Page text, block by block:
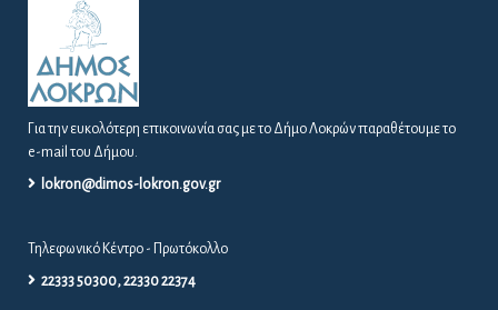
Για την ευκολότερη επικοινωνία σας με το Δήμο Λοκρών παραθέτουμε το
e-mail του Δήμου.
lokron@dimos-lokron.gov.gr
Τηλεφωνικό Κέντρο - Πρωτόκολλο
22333 50300, 22330 22374